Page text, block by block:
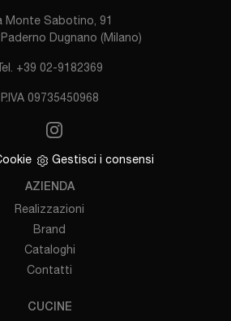
Monte Sabotino, 91
Dugnano (Milano)
+39 02-9182369
P.IVA 09735450968
Gestisci i consensi
AZIENDA
Realizzazioni
Brand
Cataloghi
Contatti
CUCINE